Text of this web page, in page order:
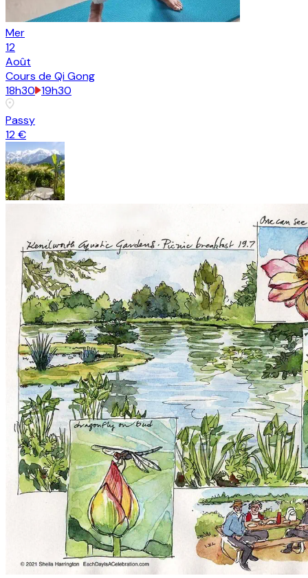
Mer
12
Août
Cours de Qi Gong
18h30 19h30
Passy
12 €